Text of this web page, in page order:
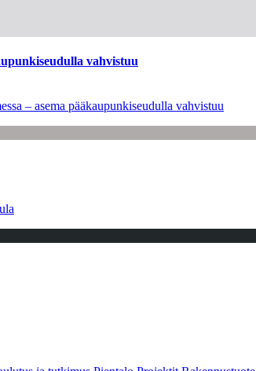
vahvistuu
– asema pääkaupunkiseudulla vahvistuu